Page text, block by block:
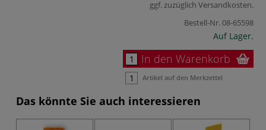
ggf. zuzüglich Versandkosten.
Bestell-Nr.08-65598
Auf Lager.
In den Warenkorb
Artikel auf den Merkzettel
Das könnte Sie auch interessieren